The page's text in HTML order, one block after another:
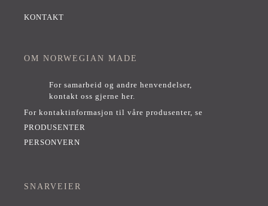
KONTAKT
OM NORWEGIAN MADE
For samarbeid og andre henvendelser,
kontakt oss gjerne her.
For kontaktinformasjon til våre produsenter, se
PRODUSENTER
PERSONVERN
SNARVEIER